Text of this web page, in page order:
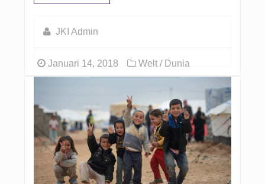
JKI Admin
Januari 14, 2018 Welt / Dunia